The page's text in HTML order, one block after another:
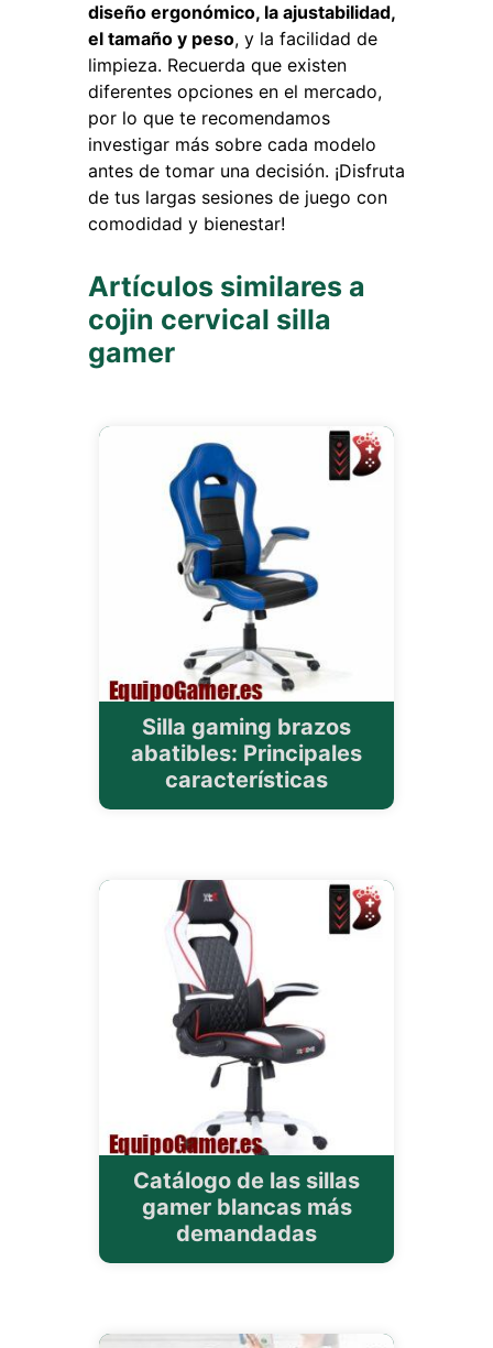
diseño ergonómico, la ajustabilidad,
el tamaño y peso, y la facilidad de
limpieza. Recuerda que existen
diferentes opciones en el mercado,
por lo que te recomendamos
investigar más sobre cada modelo
antes de tomar una decisión. ¡Disfruta
de tus largas sesiones de juego con
comodidad y bienestar!
Artículos similares a
cojin cervical silla
gamer
Silla gaming brazos
abatibles: Principales
características
Catálogo de las sillas
gamer blancas más
demandadas